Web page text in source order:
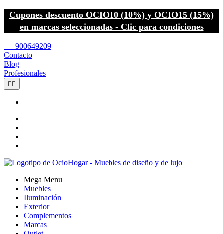
Cupones descuento OCIO10 (10%) y OCIO15 (15%)
en marcas seleccionadas - Clic para condiciones
900649209
Contacto
Blog
Profesionales
 
Mega Menu
Muebles
Iluminación
Exterior
Complementos
Marcas